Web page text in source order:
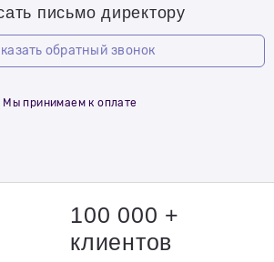
письмо директору
обратный звонок
Мы принимаем к оплате
100 000 +
клиентов